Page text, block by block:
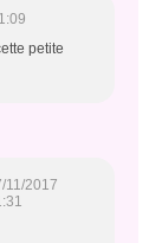
petite
11/2017